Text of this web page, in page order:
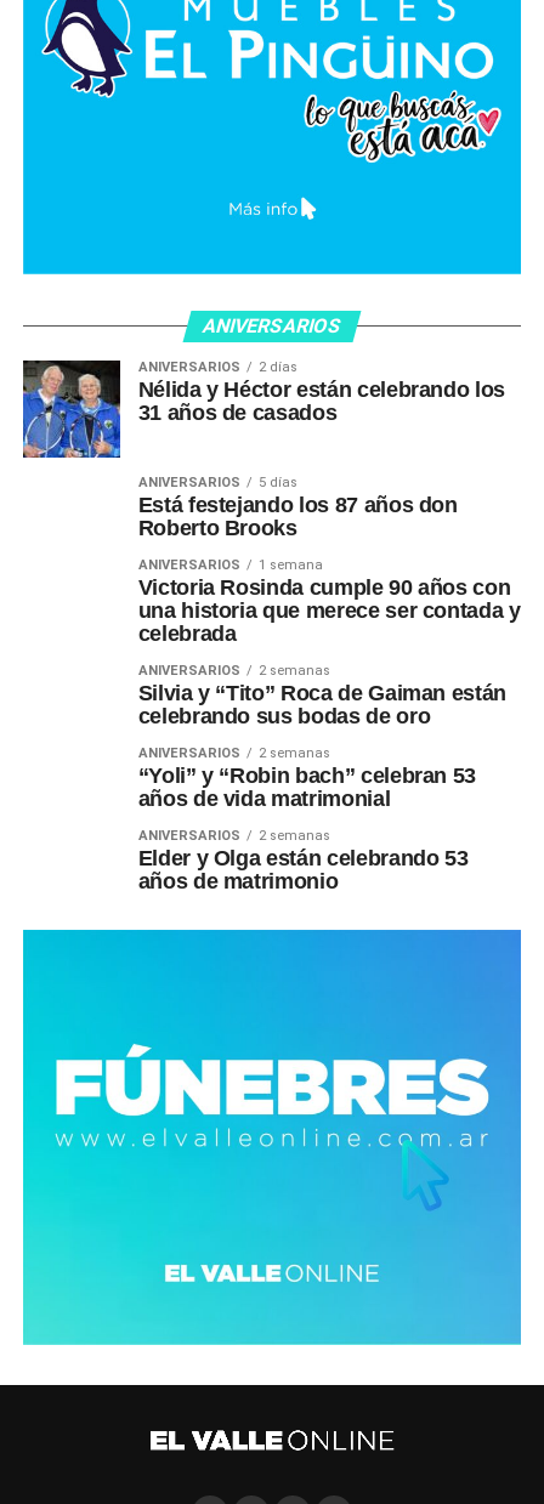
ANIVERSARIOS
ANIVERSARIOS 2 días
Nélida y Héctor están celebrando los
31 años de casados
ANIVERSARIOS 5 días
Está festejando los 87 años don
Roberto Brooks
ANIVERSARIOS 1 semana
Victoria Rosinda cumple 90 años con
una historia que merece ser contada y
celebrada
ANIVERSARIOS 2 semanas
Silvia y “Tito” Roca de Gaiman están
celebrando sus bodas de oro
ANIVERSARIOS 2 semanas
“Yoli” y “Robin bach” celebran 53
años de vida matrimonial
ANIVERSARIOS 2 semanas
Elder y Olga están celebrando 53
años de matrimonio